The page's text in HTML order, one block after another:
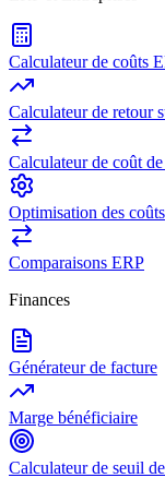
Calculateur de coûts
Calculateur de retour
Calculateur de coût
Optimisation des coûts
Comparaisons ERP
Finances
Générateur de facture
Marge bénéficiaire
Calculateur de seuil